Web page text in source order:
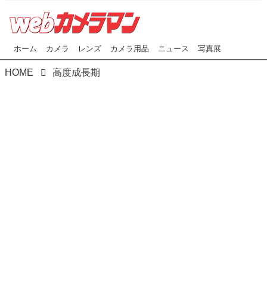
ホーム カメラ レンズ カメラ用品 ニュース 写真展
HOME 高度成長期